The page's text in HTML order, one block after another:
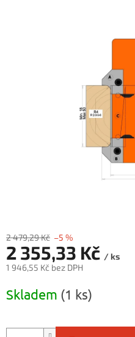
2 479,29 Kč –5 %
2 355,33 Kč / ks
1 946,55 Kč bez DPH
cena:
Skladem (1 ks)